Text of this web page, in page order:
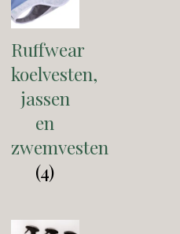
Ruffwear
koelvesten,
jassen
en
zwemvesten
(4)